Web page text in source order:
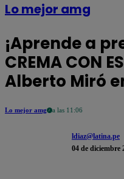
Lo mejor amg
¡Aprende a
CREMA CON
Alberto Miró
Lo mejor amg a las 11:06
ldiaz@latina.pe
04 de diciembre